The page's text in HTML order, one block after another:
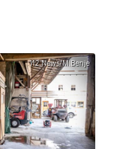
112 News/M.Benje